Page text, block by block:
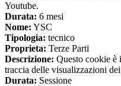
Youtube.
Durata: 6 mesi
Nome: YSC
Tipologia: tecnico
Proprieta: Terze Parti
Descrizione: Questo cookie è
traccia delle visualizzazioni
Durata: Sessione